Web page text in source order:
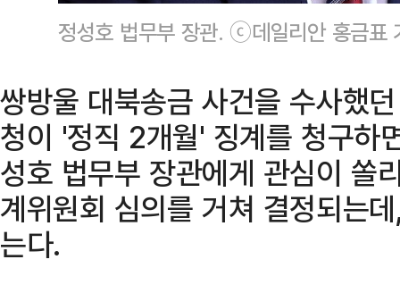
정성호 법무부 장관. ⓒ데일리안 홍금표
쌍방울 대북송금 사건을 수사했
청이 '정직 2개월' 징계를 청구하
성호 법무부 장관에게 관심이 쏠
계위원회 심의를 거쳐 결정되는
는다.